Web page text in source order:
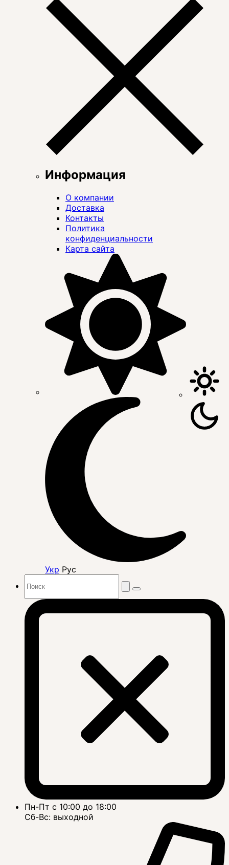
Информация
О компании
Доставка
Контакты
Политика
конфиденциальности
Карта сайта
Укр Рус
Пн-Пт с 10:00 до 18:00
Сб-Вс: выходной